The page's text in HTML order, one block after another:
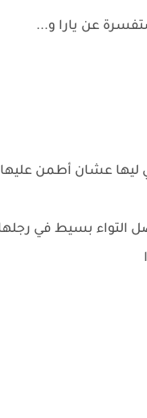
عن يارا و...
ليها عشان أطمن عليها
التواء بسيط في